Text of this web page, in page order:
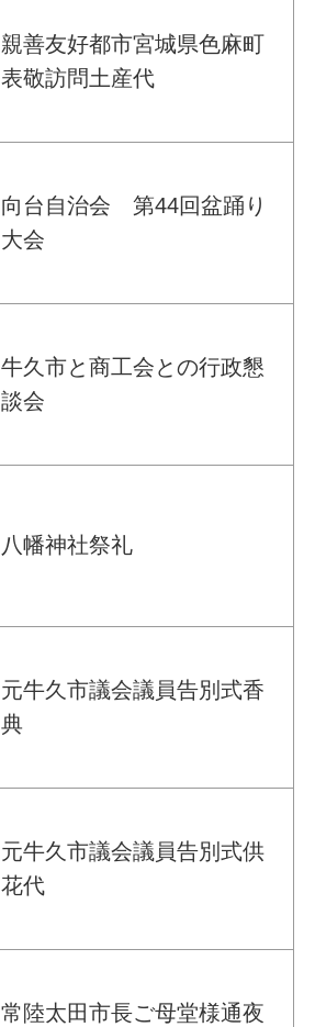
親善友好都市宮城県色麻町
表敬訪問土産代
向台自治会 第44回盆踊り
大会
牛久市と商工会との行政懇
談会
八幡神社祭礼
元牛久市議会議員告別式香
典
元牛久市議会議員告別式供
花代
常陸太田市長ご母堂様通夜